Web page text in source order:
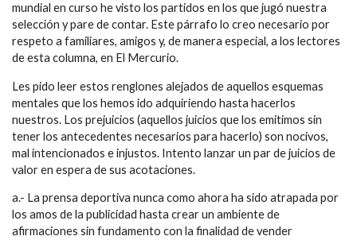
mundial en curso he visto los partidos en los que jugó nuestra
selección y pare de contar. Este párrafo lo creo necesario por
respeto a familiares, amigos y, de manera especial, a los lectores
de esta columna, en El Mercurio.
Les pido leer estos renglones alejados de aquellos esquemas
mentales que los hemos ido adquiriendo hasta hacerlos
nuestros. Los prejuicios (aquellos juicios que los emitimos sin
tener los antecedentes necesarios para hacerlo) son nocivos,
mal intencionados e injustos. Intento lanzar un par de juicios de
valor en espera de sus acotaciones.
a.- La prensa deportiva nunca como ahora ha sido atrapada por
los amos de la publicidad hasta crear un ambiente de
afirmaciones sin fundamento con la finalidad de vender